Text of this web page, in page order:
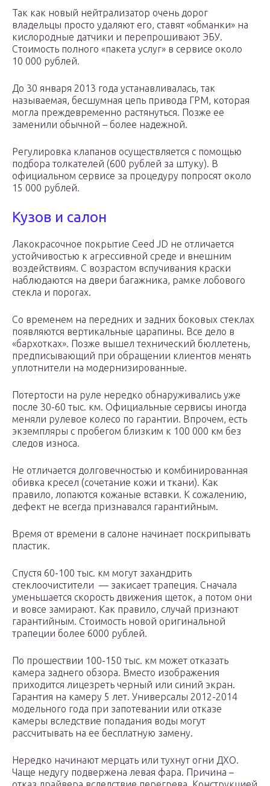
Так как новый нейтрализатор очень дорог
владельцы просто удаляют его, ставят «обманки» на
кислородные датчики и перепрошивают ЭБУ.
Стоимость полного «пакета услуг» в сервисе около
10 000 рублей.
До 30 января 2013 года устанавливалась, так
называемая, бесшумная цепь привода ГРМ, которая
могла преждевременно растянуться. Позже ее
заменили обычной – более надежной.
Регулировка клапанов осуществляется с помощью
подбора толкателей (600 рублей за штуку). В
официальном сервисе за процедуру попросят около
15 000 рублей.
Кузов и салон
Лакокрасочное покрытие Ceed JD не отличается
устойчивостью к агрессивной среде и внешним
воздействиям. С возрастом вспучивания краски
наблюдаются на двери багажника, рамке лобового
стекла и порогах.
Со временем на передних и задних боковых стеклах
появляются вертикальные царапины. Все дело в
«бархотках». Позже вышел технический бюллетень,
предписывающий при обращении клиентов менять
уплотнители на модернизированные.
Потертости на руле нередко обнаруживались уже
после 30-60 тыс. км. Официальные сервисы иногда
меняли рулевое колесо по гарантии. Впрочем, есть
экземпляры с пробегом близким к 100 000 км без
следов износа.
Не отличается долговечностью и комбинированная
обивка кресел (сочетание кожи и ткани). Как
правило, лопаются кожаные вставки. К сожалению,
дефект не всегда признавался гарантийным.
Время от времени в салоне начинает поскрипывать
пластик.
Спустя 60-100 тыс. км могут захандрить
стеклоочистители — закисает трапеция. Сначала
уменьшается скорость движения щеток, а потом они
и вовсе замирают. Как правило, случай признают
гарантийным. Стоимость новой оригинальной
трапеции более 6000 рублей.
По прошествии 100-150 тыс. км может отказать
камера заднего обзора. Вместо изображения
приходится лицезреть черный или синий экран.
Гарантия на камеру 5 лет. Универсалы 2012-2014
модельного года при запотевании или отказе
камеры вследствие попадания воды могут
рассчитывать на ее бесплатную замену.
Нередко начинают мерцать или тухнут огни ДХО.
Чаще недугу подвержена левая фара. Причина –